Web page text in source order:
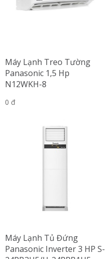
Máy Lạnh Treo Tường
Panasonic 1,5 Hp
N12WKH-8
0 đ
Máy Lạnh Tủ Đứng
Panasonic Inverter 3 HP S-